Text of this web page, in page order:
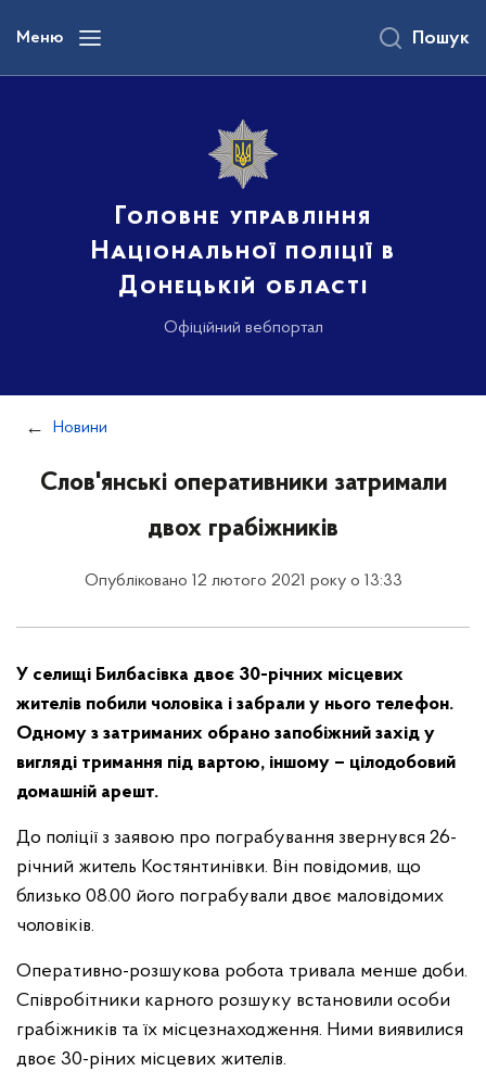
вмісту
Меню
Головне управління
Національної поліції в
Донецькій області
Офіційний вебпортал
Пошук
Новини
Слов'янські оперативники затримали
двох грабіжників
Опубліковано 12 лютого 2021 року о 13:33
У селищі Билбасівка двоє 30-річних місцевих
жителів побили чоловіка і забрали у нього телефон.
Одному з затриманих обрано запобіжний захід у
вигляді тримання під вартою, іншому – цілодобовий
домашній арешт.
До поліції з заявою про пограбування звернувся 26-
річний житель Костянтинівки. Він повідомив, що
близько 08.00 його пограбували двоє маловідомих
чоловіків.
Оперативно-розшукова робота тривала менше доби.
Співробітники карного розшуку встановили особи
грабіжників та їх місцезнаходження. Ними виявилися
двоє 30-ріних місцевих жителів.